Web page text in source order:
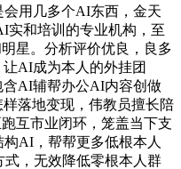
用几多个AI东西，金天
实和培训的专业机构，至
星。分析评价优良，良多
AI成为本人的外挂团
含AI辅帮办公AI内容创做
落地变现，伟教员擅长陪
互市业闭环，笼盖当下支
AI，帮帮更多低根本人
，无效降低零根本人群